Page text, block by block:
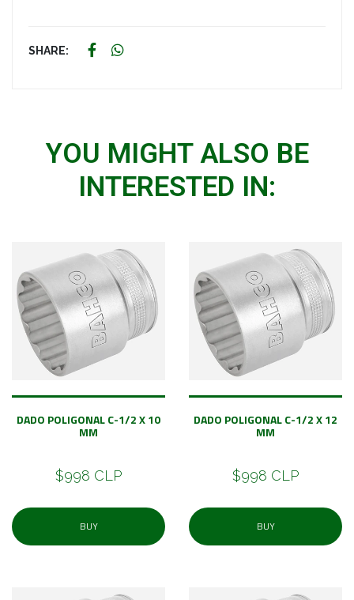
SHARE:
YOU MIGHT ALSO BE
INTERESTED IN:
DADO POLIGONAL C-1/2 X 10
MM
$998 CLP
BUY
DADO POLIGONAL C-1/2 X 12
MM
$998 CLP
BUY